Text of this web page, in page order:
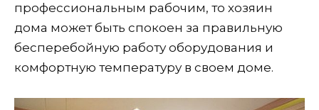
профессиональным рабочим, то хозяин
дома может быть спокоен за правильную
бесперебойную работу оборудования и
комфортную температуру в своем доме.